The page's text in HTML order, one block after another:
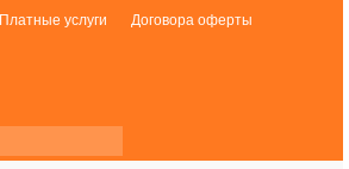
Платные услуги Договора оферты